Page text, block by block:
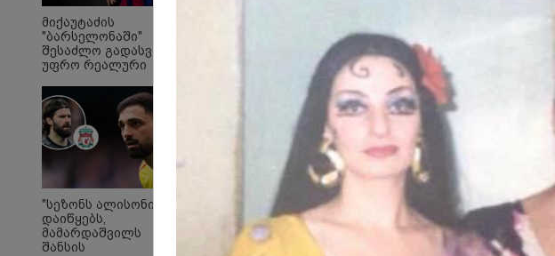
არასრულწლოვანების
და სავარაუდოდ არა
არასრულწლოვანების
ავრცელებს ადვოკატი?
სექსუალურად
ავიწროებდა - თუ
გამოჩნდება 10 000
ლარს ოფიციალურად,
სახალხოდ გადავცემ" -
ეკა კუპატაძე
განცხადებას
ავრცელებს
მიქაუტაძის
"ბარსელონაში"
შესაძლო გადასვლა
უფრო რეალური
ქართველი
კატალონიელთა
მთავარ მწვრთნელს
"სეზონს ალისონი
დაიწყებს,
მამარდაშვილს
შანსის